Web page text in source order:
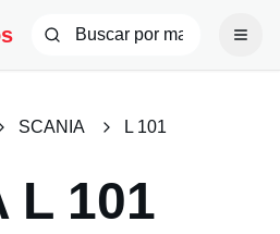
SCANIA L 101
L 101